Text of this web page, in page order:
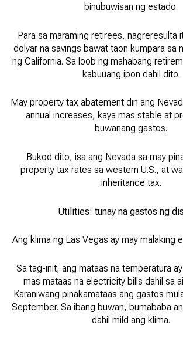
binubuwisan ng estado.
Para sa maraming retirees, nagreresulta
dolyar na savings bawat taon kumpara sa
ng California. Sa loob ng mahabang
kabuuang ipon dahil dito.
May property tax abatement din ang
annual increases, kaya mas stable at
buwanang gastos.
Bukod dito, isa ang Nevada sa may
property tax rates sa western U.S., at
inheritance tax.
Utilities: tunay na gastos ng
Ang klima ng Las Vegas ay may malaking
Sa tag-init, ang mataas na temperatura
mas mataas na electricity bills dahil sa
Karaniwang pinakamataas ang gastos
September. Sa ibang buwan, bumababa
dahil mild ang klima.